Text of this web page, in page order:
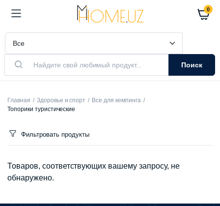
0
Поиск
Главная Здоровье и спорт
Все для кемпинга
Топорики туристические
Фильтровать продукты
Товаров, соответствующих вашему запросу, не
обнаружено.